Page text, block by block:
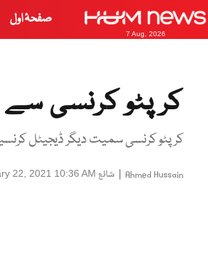
7 Aug, 2026
صفحۂ اول
کرپٹو کرنسی سے
کرپٹو کرنسی سمیت دیگر ڈیجیٹل
Ahmed Hussain
| شائع 22, 2021 10:36 AM